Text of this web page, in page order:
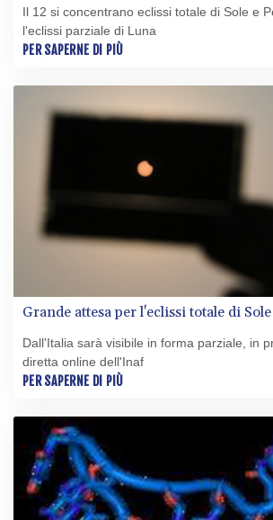
Il 12 si concentrano eclissi totale di Sole e
l'eclissi parziale di Luna
PER SAPERNE DI PIÙ
Grande attesa per l'eclissi totale di
Dall'Italia sarà visibile in forma parziale, in
diretta online dell'Inaf
PER SAPERNE DI PIÙ